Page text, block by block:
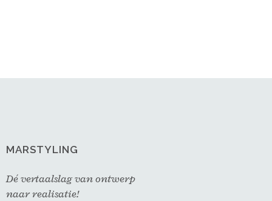
MARSTYLING
Dé vertaalslag van ontwerp
naar realisatie!